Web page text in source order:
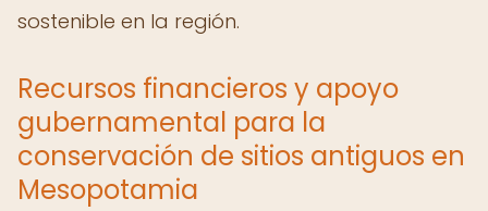
sostenible en la región.
Recursos financieros y apoyo
gubernamental para la
conservación de sitios antiguos en
Mesopotamia